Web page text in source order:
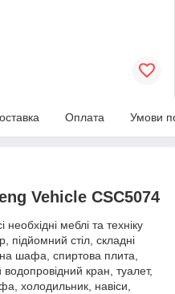
Оплата Умови
Vehicle CSC5074
меблі та техніку
підйомний стіл, складні
шафа, спиртова плита,
кран, туалет,
холодильник, навіси,